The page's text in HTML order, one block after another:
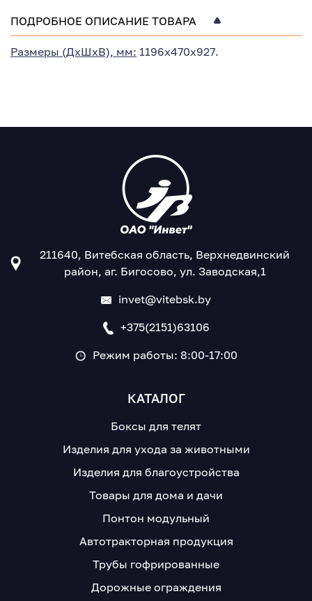
ПОДРОБНОЕ ОПИСАНИЕ ТОВАРА
Размеры (ДхШхВ), мм: 1196х470х927.
211640, Витебская область, Верхнедвинский
район, аг. Бигосово, ул. Заводская,1
invet@vitebsk.by
+375(2151)63106
Режим работы: 8:00-17:00
КАТАЛОГ
Боксы для телят
Изделия для ухода за животными
Изделия для благоустройства
Товары для дома и дачи
Понтон модульный
Автотракторная продукция
Трубы гофрированные
Дорожные ограждения